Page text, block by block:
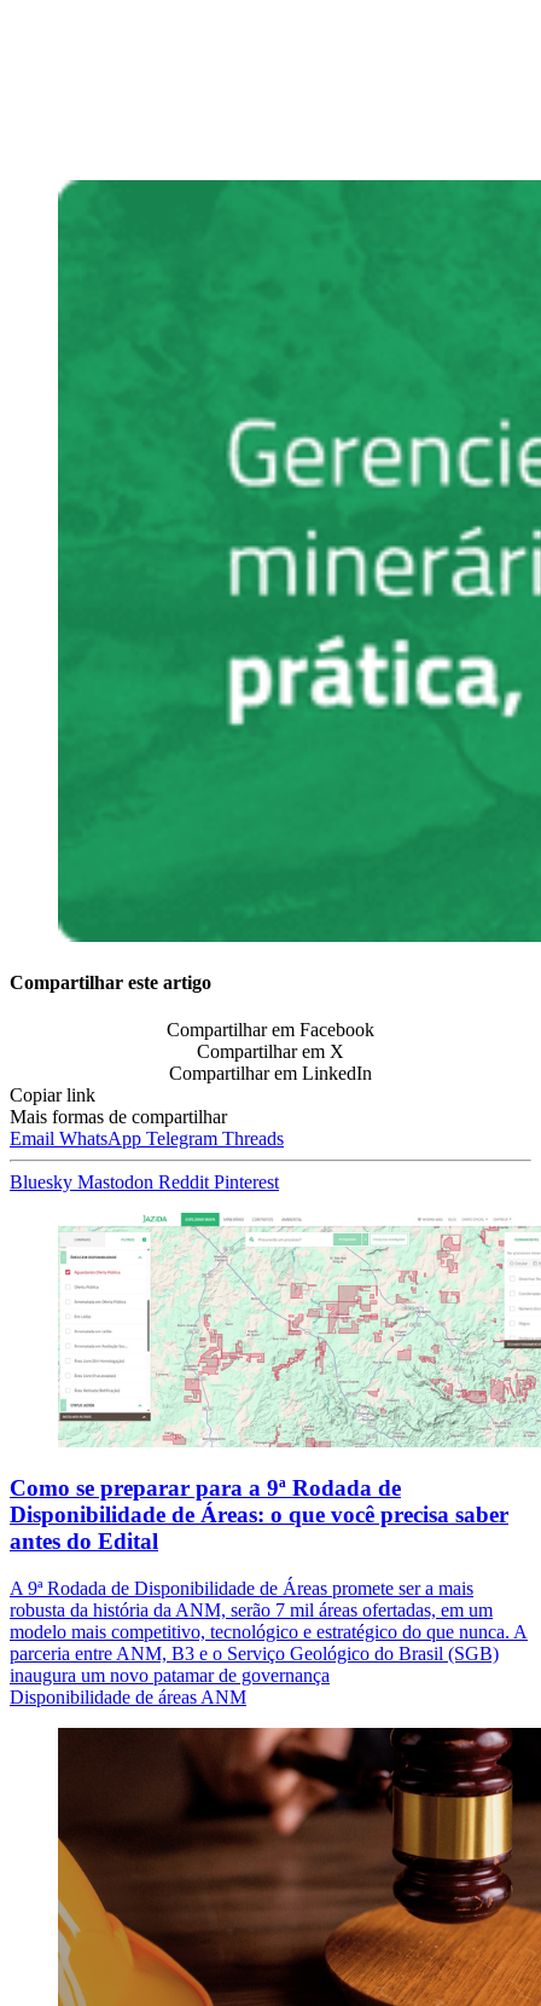
Compartilhar este artigo
Compartilhar em Facebook
Compartilhar em X
Compartilhar em LinkedIn
Copiar link
Mais formas de compartilhar
Email WhatsApp Telegram Threads
Bluesky Mastodon Reddit Pinterest
Como se preparar para a 9ª Rodada de
Disponibilidade de Áreas: o que você precisa saber
antes do Edital
A 9ª Rodada de Disponibilidade de Áreas promete ser a mais
robusta da história da ANM, serão 7 mil áreas ofertadas, em um
modelo mais competitivo, tecnológico e estratégico do que nunca. A
parceria entre ANM, B3 e o Serviço Geológico do Brasil (SGB)
inaugura um novo patamar de governança
Disponibilidade de áreas ANM